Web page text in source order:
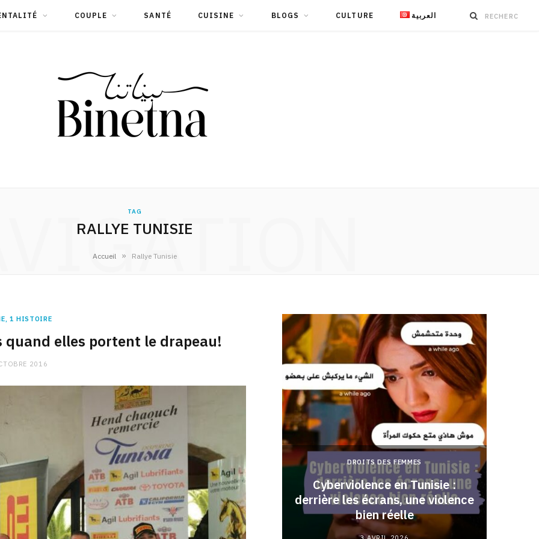
COUPLE SANTÉ CUISINE BLOGS CULTURE العربية
TAG
RALLYE TUNISIE
Accueil » Rallye Tunisie
1 HISTOIRE
quand elles portent le drapeau!
2016
CHARGE MENTALE
Stress après le travail :
comment relâcher la pression
DROITS DES FEMMES
Cyberviolence en Tunisie :
derrière les écrans, une violence
bien réelle